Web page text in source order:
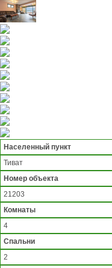
Населенный пункт
Тиват
Номер объекта
21203
Комнаты
4
Спальни
2